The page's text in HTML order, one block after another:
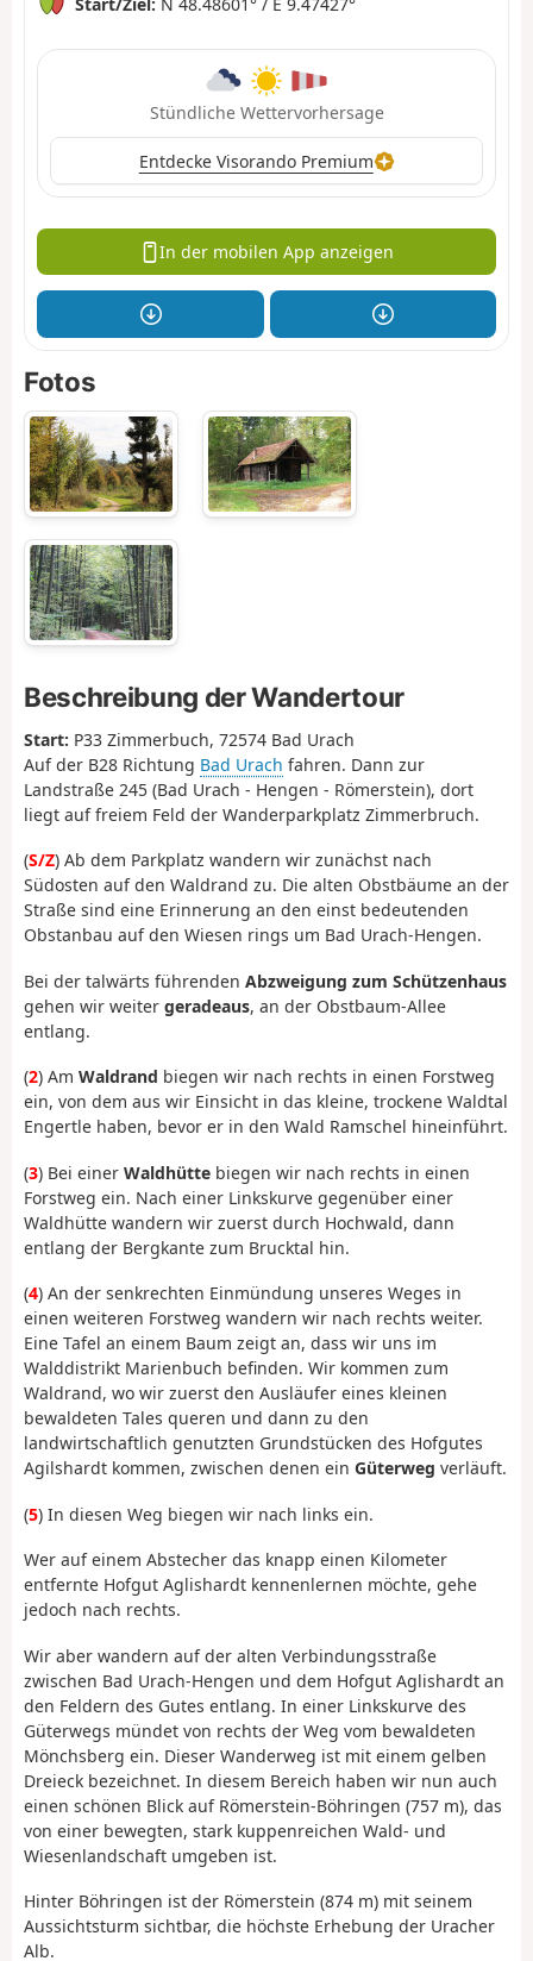
Stündliche Wettervorhersage
Entdecke Visorando Premium
In der mobilen App anzeigen
Fotos
Beschreibung der Wandertour
Start: P33 Zimmerbuch, 72574 Bad Urach
Auf der B28 Richtung Bad Urach fahren. Dann zur
Landstraße 245 (Bad Urach - Hengen - Römerstein), dort
liegt auf freiem Feld der Wanderparkplatz Zimmerbruch.
(S/Z) Ab dem Parkplatz wandern wir zunächst nach
Südosten auf den Waldrand zu. Die alten Obstbäume an der
Straße sind eine Erinnerung an den einst bedeutenden
Obstanbau auf den Wiesen rings um Bad Urach-Hengen.
Bei der talwärts führenden Abzweigung zum Schützenhaus
gehen wir weiter geradeaus, an der Obstbaum-Allee
entlang.
(2) Am Waldrand biegen wir nach rechts in einen Forstweg
ein, von dem aus wir Einsicht in das kleine, trockene Waldtal
Engertle haben, bevor er in den Wald Ramschel hineinführt.
(3) Bei einer Waldhütte biegen wir nach rechts in einen
Forstweg ein. Nach einer Linkskurve gegenüber einer
Waldhütte wandern wir zuerst durch Hochwald, dann
entlang der Bergkante zum Brucktal hin.
(4) An der senkrechten Einmündung unseres Weges in
einen weiteren Forstweg wandern wir nach rechts weiter.
Eine Tafel an einem Baum zeigt an, dass wir uns im
Walddistrikt Marienbuch befinden. Wir kommen zum
Waldrand, wo wir zuerst den Ausläufer eines kleinen
bewaldeten Tales queren und dann zu den
landwirtschaftlich genutzten Grundstücken des Hofgutes
Agilshardt kommen, zwischen denen ein Güterweg verläuft.
(5) In diesen Weg biegen wir nach links ein.
Wer auf einem Abstecher das knapp einen Kilometer
entfernte Hofgut Aglishardt kennenlernen möchte, gehe
jedoch nach rechts.
Wir aber wandern auf der alten Verbindungsstraße
zwischen Bad Urach-Hengen und dem Hofgut Aglishardt an
den Feldern des Gutes entlang. In einer Linkskurve des
Güterwegs mündet von rechts der Weg vom bewaldeten
Mönchsberg ein. Dieser Wanderweg ist mit einem gelben
Dreieck bezeichnet. In diesem Bereich haben wir nun auch
einen schönen Blick auf Römerstein-Böhringen (757 m), das
von einer bewegten, stark kuppenreichen Wald- und
Wiesenlandschaft umgeben ist.
Hinter Böhringen ist der Römerstein (874 m) mit seinem
Aussichtsturm sichtbar, die höchste Erhebung der Uracher
Alb.